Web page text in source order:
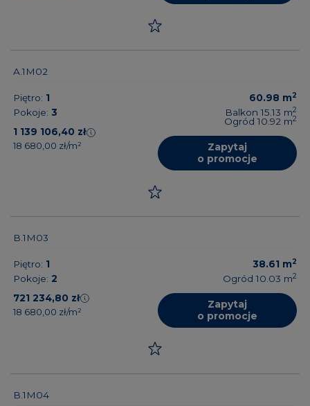
A.1M02
Piętro: 1
Pokoje: 3
1 139 106,40 zł
18 680,00 zł/m²
60.98 m2
Balkon 15.13 m2
Ogród 10.92 m2
Zapytaj
o promocje
B.1M03
Piętro: 1
Pokoje: 2
721 234,80 zł
18 680,00 zł/m²
38.61 m2
Ogród 10.03 m2
Zapytaj
o promocje
B.1M04